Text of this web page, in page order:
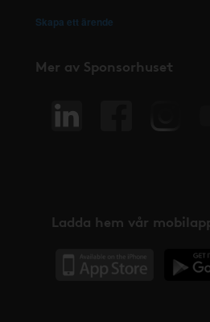
Skapa ett ärende
Mer av Sponsorhuset
Ladda hem vår